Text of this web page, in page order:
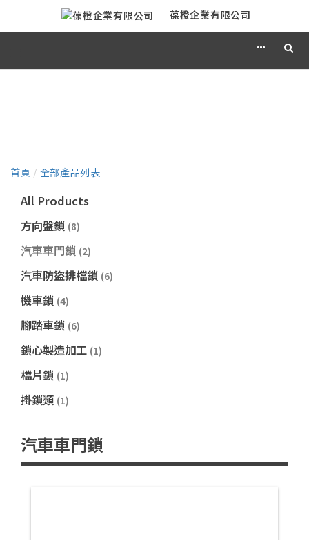
葆橙企業有限公司
首頁 / 全部產品列表
All Products
方向盤鎖 (8)
汽車車門鎖 (2)
汽車防盜排檔鎖 (6)
機車鎖 (4)
腳踏車鎖 (6)
鎖心製造加工 (1)
檔片鎖 (1)
掛鎖類 (1)
汽車車門鎖